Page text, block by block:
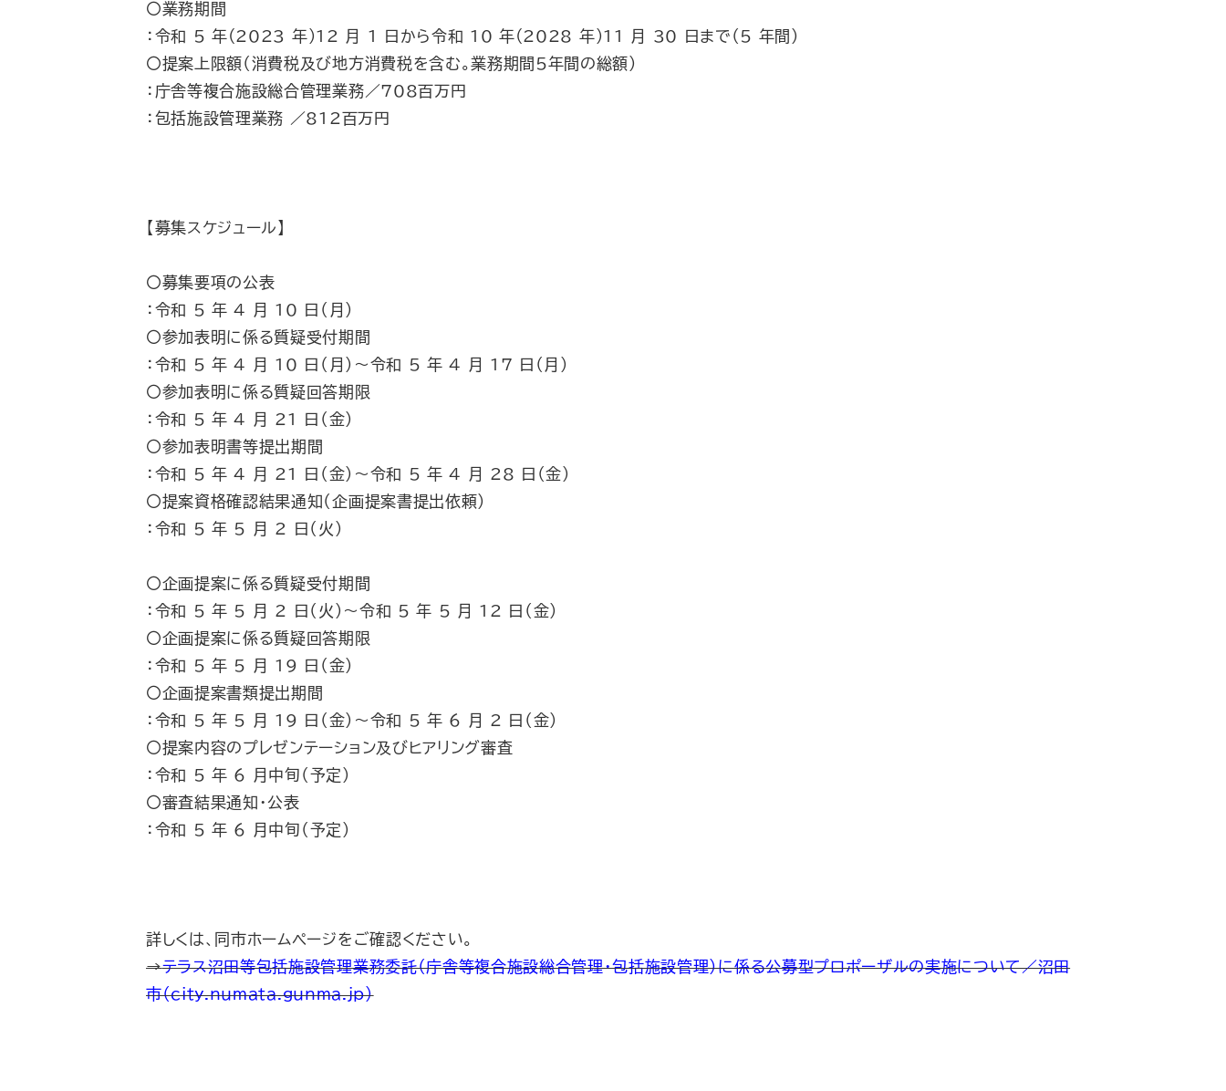
〇業務期間
：令和 5 年(2023 年)12 月 1 日から令和 10 年(2028 年)11 月 30 日まで（5 年間）
〇提案上限額（消費税及び地方消費税を含む。業務期間5年間の総額）
：庁舎等複合施設総合管理業務／708百万円
：包括施設管理業務 ／812百万円
【募集スケジュール】
〇募集要項の公表
：令和 5 年 4 月 10 日（月）
〇参加表明に係る質疑受付期間
：令和 5 年 4 月 10 日（月）～令和 5 年 4 月 17 日（月）
〇参加表明に係る質疑回答期限
：令和 5 年 4 月 21 日（金）
〇参加表明書等提出期間
：令和 5 年 4 月 21 日（金）～令和 5 年 4 月 28 日（金）
〇提案資格確認結果通知（企画提案書提出依頼）
：令和 5 年 5 月 2 日（火）
〇企画提案に係る質疑受付期間
：令和 5 年 5 月 2 日（火）～令和 5 年 5 月 12 日（金）
〇企画提案に係る質疑回答期限
：令和 5 年 5 月 19 日（金）
〇企画提案書類提出期間
：令和 5 年 5 月 19 日（金）～令和 5 年 6 月 2 日（金）
〇提案内容のプレゼンテーション及びヒアリング審査
：令和 5 年 6 月中旬（予定）
〇審査結果通知・公表
：令和 5 年 6 月中旬（予定）
詳しくは、同市ホームページをご確認ください。
→テラス沼田等包括施設管理業務委託（庁舎等複合施設総合管理・包括施設管理）に係る公募型プロポーザルの実施について／沼田
市（city.numata.gunma.jp）